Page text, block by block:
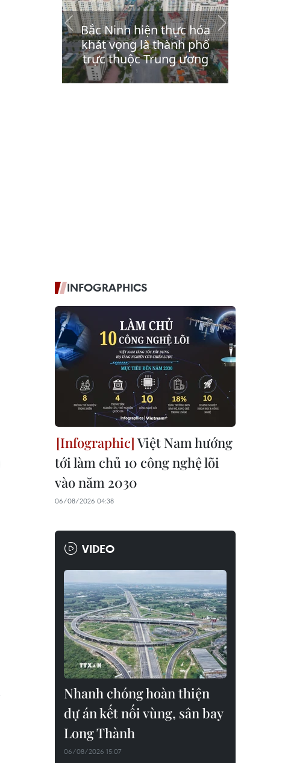
INFOGRAPHICS
Việt Nam hướng
tới làm chủ 10 công nghệ lõi
vào năm 2030
06/08/2026 04:38
VIDEO
Nhanh chóng hoàn thiện
dự án kết nối vùng, sân bay
Long Thành
06/08/2026 15:07